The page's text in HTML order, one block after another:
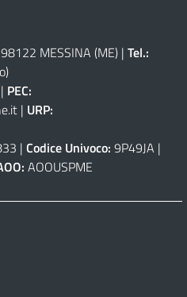
MESSINA (ME) | Tel.:
| PEC:
| URP:
| Codice Univoco: 9P49JA |
AOOUSPME